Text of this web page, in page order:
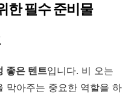
한 필수 준비물
좋은 텐트입니다. 비 오는
막아주는 중요한 역할을 하